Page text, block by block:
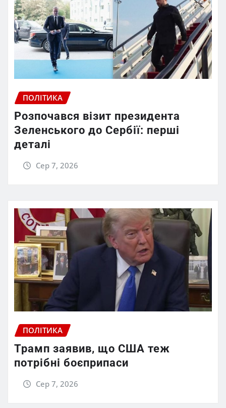
ПОЛІТИКА
Розпочався візит президента
Зеленського до Сербії: перші
деталі
Сер 7, 2026
ПОЛІТИКА
Трамп заявив, що США теж
потрібні боєприпаси
Сер 7, 2026